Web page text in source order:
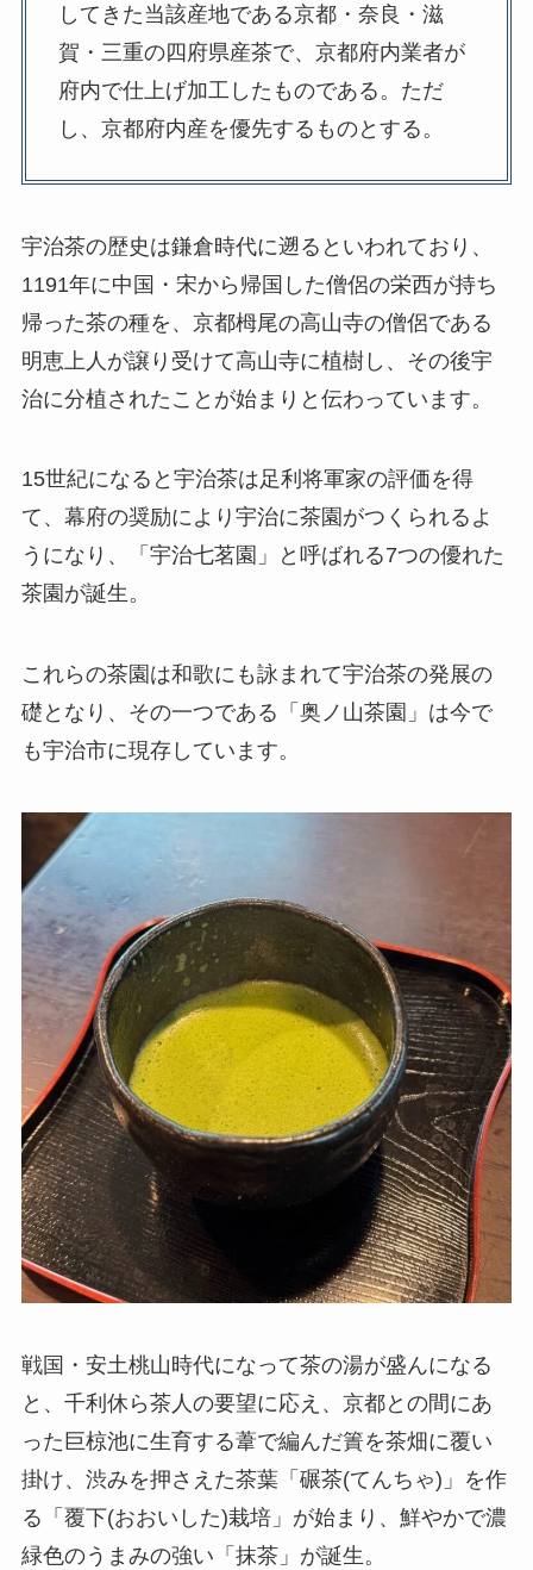
してきた当該産地である京都・奈良・滋
賀・三重の四府県産茶で、京都府内業者が
府内で仕上げ加工したものである。ただ
し、京都府内産を優先するものとする。
宇治茶の歴史は鎌倉時代に遡るといわれており、
1191年に中国・宋から帰国した僧侶の栄西が持ち
帰った茶の種を、京都栂尾の高山寺の僧侶である
明恵上人が譲り受けて高山寺に植樹し、その後宇
治に分植されたことが始まりと伝わっています。
15世紀になると宇治茶は足利将軍家の評価を得
て、幕府の奨励により宇治に茶園がつくられるよ
うになり、「宇治七茗園」と呼ばれる7つの優れた
茶園が誕生。
これらの茶園は和歌にも詠まれて宇治茶の発展の
礎となり、その一つである「奥ノ山茶園」は今で
も宇治市に現存しています。
戦国・安土桃山時代になって茶の湯が盛んになる
と、千利休ら茶人の要望に応え、京都との間にあ
った巨椋池に生育する葦で編んだ簀を茶畑に覆い
掛け、渋みを押さえた茶葉「碾茶(てんちゃ)」を作
る「覆下(おおいした)栽培」が始まり、鮮やかで濃
緑色のうまみの強い「抹茶」が誕生。